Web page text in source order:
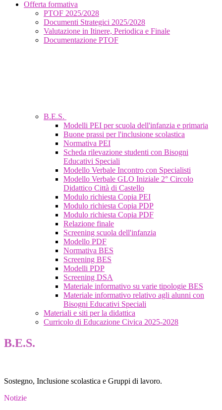
Offerta formativa
PTOF 2025/2028
Documenti Strategici 2025/2028
Valutazione in Itinere, Periodica e Finale
Documentazione PTOF
B.E.S.
Modelli PEI per scuola dell'infanzia e primaria
Buone prassi per l'inclusione scolastica
Normativa PEI
Scheda rilevazione studenti con Bisogni
Educativi Speciali
Modello Verbale Incontro con Specialisti
Modello Verbale GLO Iniziale 2° Circolo
Didattico Città di Castello
Modulo richiesta Copia PEI
Modulo richiesta Copia PDP
Modulo richiesta Copia PDF
Relazione finale
Screening scuola dell'infanzia
Modello PDF
Normativa BES
Screening BES
Modelli PDP
Screening DSA
Materiale informativo su varie tipologie BES
Materiale informativo relativo agli alunni con
Bisogni Educativi Speciali
Materiali e siti per la didattica
Curricolo di Educazione Civica 2025-2028
B.E.S.
Sostegno, Inclusione scolastica e Gruppi di lavoro.
Notizie